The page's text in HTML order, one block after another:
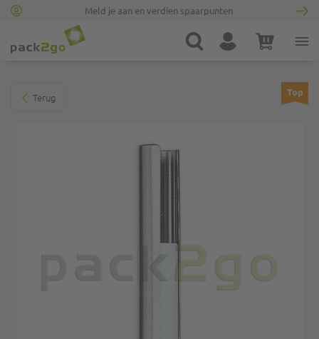
Meld je aan en verdien spaarpunten
Ga naar homepagina
Zoek Account Winkelwagen
Terug Top